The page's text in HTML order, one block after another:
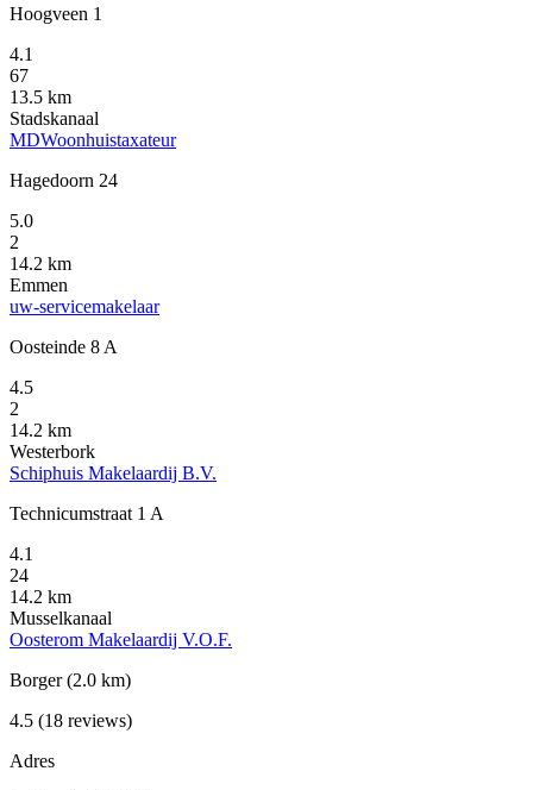
Hoogveen 1
4.1
67
13.5 km
Stadskanaal
MDWoonhuistaxateur
Hagedoorn 24
5.0
2
14.2 km
Emmen
uw-servicemakelaar
Oosteinde 8 A
4.5
2
14.2 km
Westerbork
Schiphuis Makelaardij B.V.
Technicumstraat 1 A
4.1
24
14.2 km
Musselkanaal
Oosterom Makelaardij V.O.F.
Borger(2.0 km)
4.5 (18 reviews)
Adres